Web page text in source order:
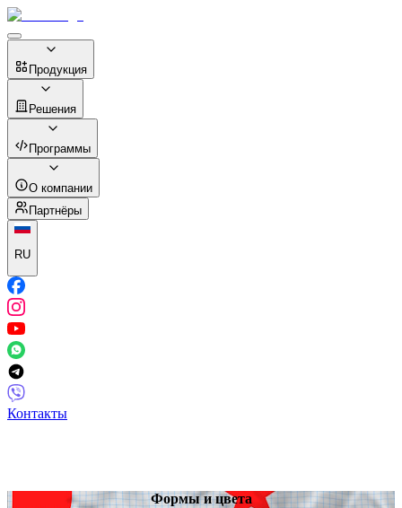
Продукция
Решения
Программы
О компании
Партнёры
RU
Контакты
Формы и цвета